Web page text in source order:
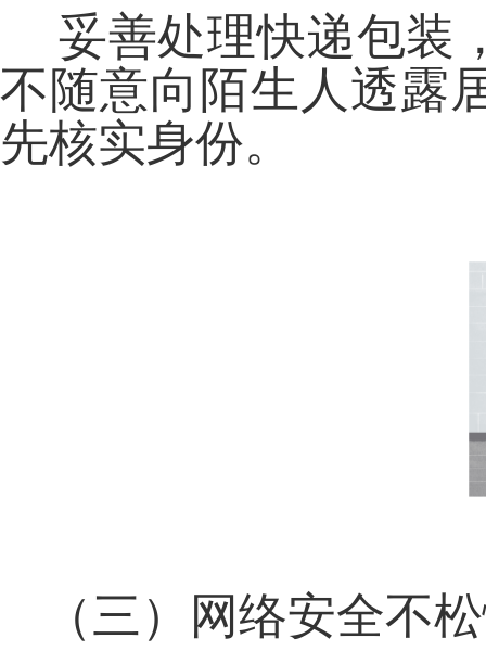
妥善处理快递包装
不随意向陌生人透露
先核实身份。
（三）网络安全不